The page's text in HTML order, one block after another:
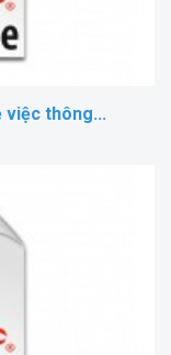
việc thông...